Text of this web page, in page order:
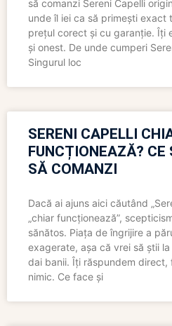
să comanzi Sereni Capelli
unde îl iei ca să primești exact
prețul corect și cu garanție. Îți
și onest. De unde cumperi
Singurul loc
SERENI CAPELLI
FUNCȚIONEAZĂ?
SĂ COMANZI
Dacă ai ajuns aici căutând
„chiar funcționează”,
sănătos. Piața de îngrijire a
exagerate, așa că vrei să știi
dai banii. Îți răspundem direct,
nimic. Ce face și